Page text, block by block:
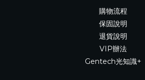
購物流程
保固說明
退貨說明
VIP辦法
Gentech光知識+